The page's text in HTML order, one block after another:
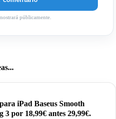
públicamente.
iPad Baseus Smooth
3 por 18,99€ antes 29,99€.